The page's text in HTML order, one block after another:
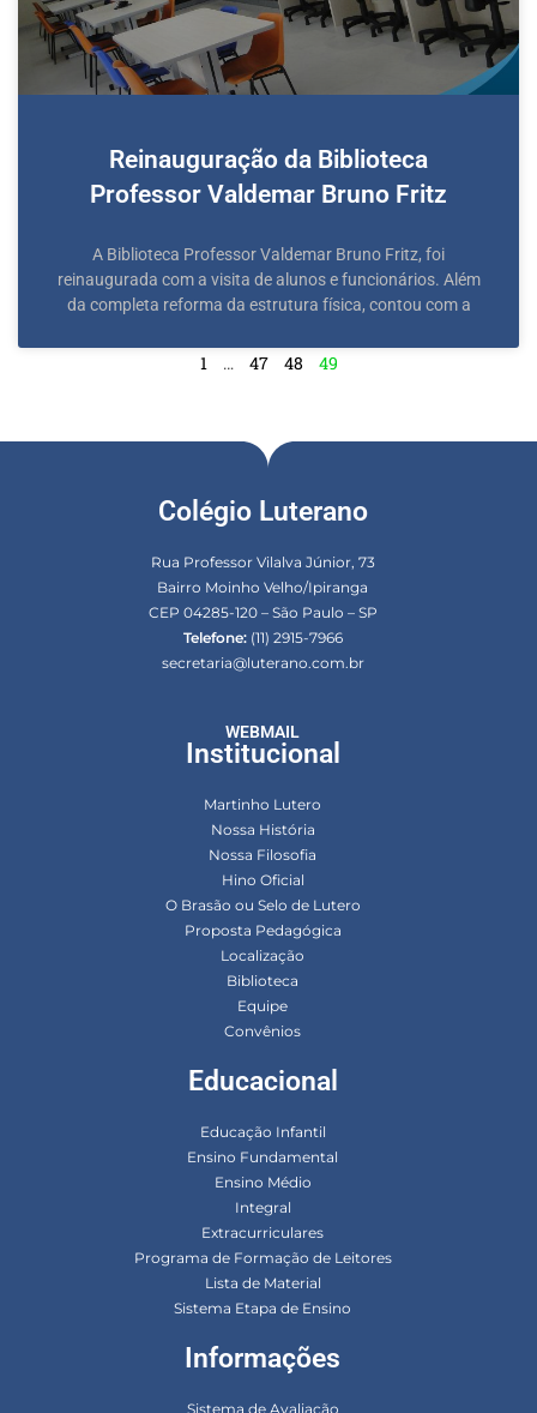
Reinauguração da Biblioteca
Professor Valdemar Bruno Fritz
A Biblioteca Professor Valdemar Bruno Fritz, foi
reinaugurada com a visita de alunos e funcionários. Além
da completa reforma da estrutura física, contou com a
1 … 47 48 49
Colégio Luterano
Rua Professor Vilalva Júnior, 73
Bairro Moinho Velho/Ipiranga
CEP 04285-120 – São Paulo – SP
Telefone:(11) 2915-7966
secretaria@luterano.com.br
WEBMAIL
Institucional
Martinho Lutero
Nossa História
Nossa Filosofia
Hino Oficial
O Brasão ou Selo de Lutero
Proposta Pedagógica
Localização
Biblioteca
Equipe
Convênios
Educacional
Educação Infantil
Ensino Fundamental
Ensino Médio
Integral
Extracurriculares
Programa de Formação de Leitores
Lista de Material
Sistema Etapa de Ensino
Informações
Sistema de Avaliação